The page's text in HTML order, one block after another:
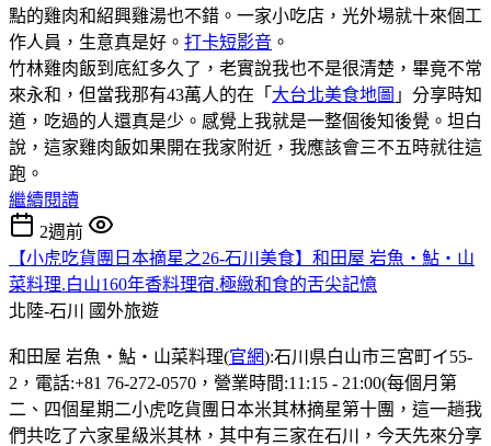
點的雞肉和紹興雞湯也不錯。一家小吃店，光外場就十來個工
作人員，生意真是好。 打卡短影音 。
竹林雞肉飯到底紅多久了，老實說我也不是很清楚，畢竟不常
來永和，但當我那有43萬人的在「 大台北美食地圖 」分享時知
道，吃過的人還真是少。感覺上我就是一整個後知後覺。坦白
說，這家雞肉飯如果開在我家附近，我應該會三不五時就往這
跑。
繼續閱讀
2週前
【小虎吃貨團日本摘星之26-石川美食】和田屋 岩魚・鮎・山
菜料理.白山160年香料理宿.極緻和食的舌尖記憶
北陸-石川
國外旅遊
和田屋 岩魚・鮎・山菜料理(官網):石川県白山市三宮町イ55-
2，電話:+81 76-272-0570，營業時間:11:15 - 21:00(每個月第
二、四個星期二小虎吃貨團日本米其林摘星第十團，這一趟我
們共吃了六家星級米其林，其中有三家在石川，今天先來分享